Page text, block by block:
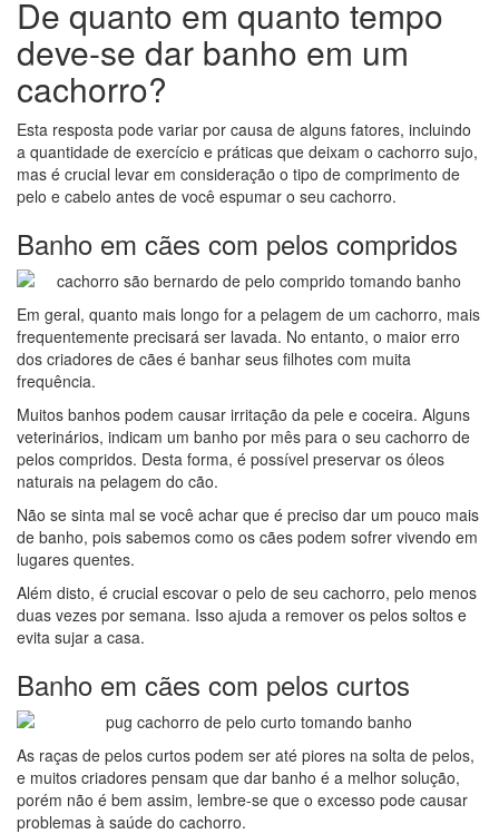
De quanto em quanto tempo
deve-se dar banho em um
cachorro?
Esta resposta pode variar por causa de alguns fatores, incluindo
a quantidade de exercício e práticas que deixam o cachorro sujo,
mas é crucial levar em consideração o tipo de comprimento de
pelo e cabelo antes de você espumar o seu cachorro.
Banho em cães com pelos compridos
Em geral, quanto mais longo for a pelagem de um cachorro, mais
frequentemente precisará ser lavada. No entanto, o maior erro
dos criadores de cães é banhar seus filhotes com muita
frequência.
Muitos banhos podem causar irritação da pele e coceira. Alguns
veterinários, indicam um banho por mês para o seu cachorro de
pelos compridos. Desta forma, é possível preservar os óleos
naturais na pelagem do cão.
Não se sinta mal se você achar que é preciso dar um pouco mais
de banho, pois sabemos como os cães podem sofrer vivendo em
lugares quentes.
Além disto, é crucial escovar o pelo de seu cachorro, pelo menos
duas vezes por semana. Isso ajuda a remover os pelos soltos e
evita sujar a casa.
Banho em cães com pelos curtos
As raças de pelos curtos podem ser até piores na solta de pelos,
e muitos criadores pensam que dar banho é a melhor solução,
porém não é bem assim, lembre-se que o excesso pode causar
problemas à saúde do cachorro.